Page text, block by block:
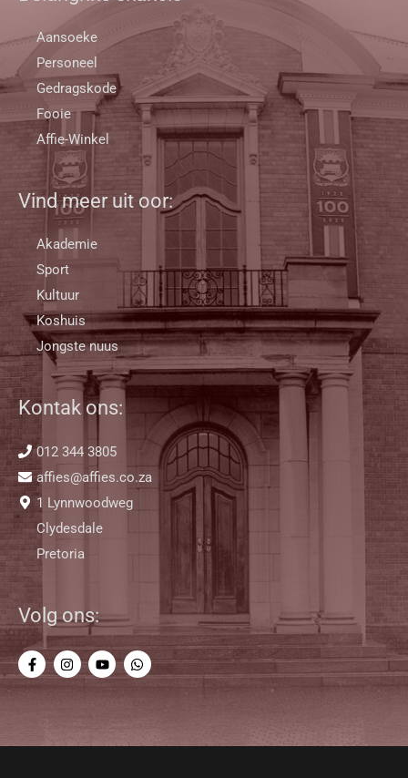
Aansoeke
Personeel
Gedragskode
Fooie
Affie-Winkel
Vind meer uit oor:
Akademie
Sport
Kultuur
Koshuis
Jongste nuus
Kontak ons:
012 344 3805
affies@affies.co.za
1 Lynnwoodweg
Clydesdale
Pretoria
Volg ons: